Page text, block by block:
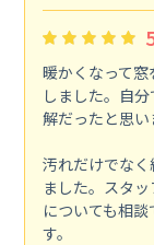
暖かくなって
しました。自
解だったと思い
汚れだけでな
ました。スタ
についても相
す。